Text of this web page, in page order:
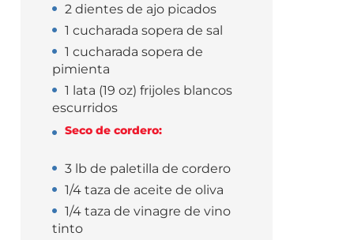
2 dientes de ajo picados
1 cucharada sopera de sal
1 cucharada sopera de
pimienta
1 lata (19 oz) frijoles blancos
escurridos
Seco de cordero:
3 lb de paletilla de cordero
1/4 taza de aceite de oliva
1/4 taza de vinagre de vino
tinto